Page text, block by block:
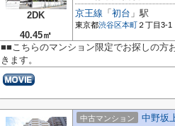
2DK
40.45㎡
京王線 「 初台 」駅
東京都渋谷区本町 ２丁目3-1
■■こちらのマンション限定でお探しの方
きます。
中古マンション 中野坂